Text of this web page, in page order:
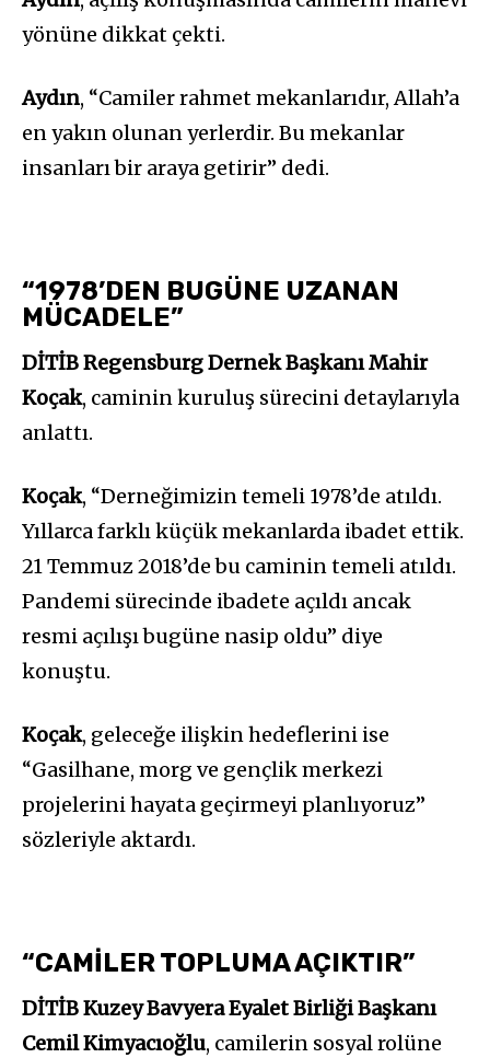
yönüne dikkat çekti.
Aydın, “Camiler rahmet mekanlarıdır, Allah’a
en yakın olunan yerlerdir. Bu mekanlar
insanları bir araya getirir” dedi.
“1978’DEN BUGÜNE UZANAN
MÜCADELE”
DİTİB Regensburg Dernek Başkanı Mahir
Koçak, caminin kuruluş sürecini detaylarıyla
anlattı.
Koçak, “Derneğimizin temeli 1978’de atıldı.
Yıllarca farklı küçük mekanlarda ibadet ettik.
21 Temmuz 2018’de bu caminin temeli atıldı.
Pandemi sürecinde ibadete açıldı ancak
resmi açılışı bugüne nasip oldu” diye
konuştu.
Koçak, geleceğe ilişkin hedeflerini ise
“Gasilhane, morg ve gençlik merkezi
projelerini hayata geçirmeyi planlıyoruz”
sözleriyle aktardı.
“CAMİLER TOPLUMA AÇIKTIR”
DİTİB Kuzey Bavyera Eyalet Birliği Başkanı
Cemil Kimyacıoğlu, camilerin sosyal rolüne